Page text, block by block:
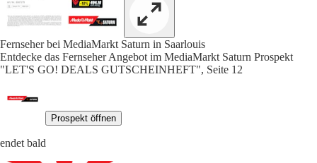
Fernseher bei MediaMarkt Saturn in Saarlouis
Entdecke das Fernseher Angebot im MediaMarkt Saturn Prospekt
"LET'S GO! DEALS GUTSCHEINHEFT", Seite 12
Prospekt öffnen
endet bald